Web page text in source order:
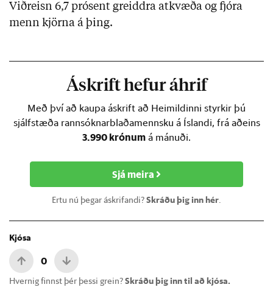
Viðreisn 6,7 prósent greiddra atkvæða og fjóra
menn kjörna á þing.
Áskrift hefur áhrif
Með því að kaupa áskrift að Heimildinni styrkir þú
sjálfstæða rannsóknarblaðamennsku á Íslandi, frá aðeins
3.990 krónum á mánuði.
Sjá meira
Ertu nú þegar áskrifandi?Skráðu þig inn hér.
Kjósa
0
Hvernig finnst þér þessi grein?Skráðu þig inn til að kjósa.